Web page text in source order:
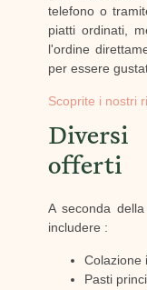
telefono o
piatti ordinati,
l'ordine
per essere
Scoprite i nostri
offerti
A seconda
includere :
Colazione
Pasti